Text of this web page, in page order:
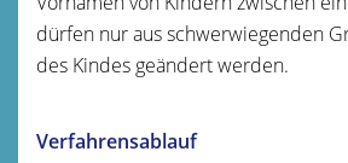
dürfen nur aus schwerwiegenden
des Kindes geändert werden.
Verfahrensablauf